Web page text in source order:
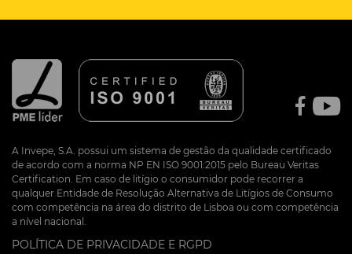
A Invepe, S.A. possui um sistema de gestão da qualidade certificado
de acordo com a norma NP EN ISO 9001:2015 pelo Bureau Veritas
Certification. Em caso de litígio o consumidor pode recorrer a
qualquer Entidade de Resolução Alternativa de Litígios de Consumo
com competência na área do distrito de Lisboa ou com competência
a nível nacional.
POLÍTICA DE PRIVACIDADE E RGPD